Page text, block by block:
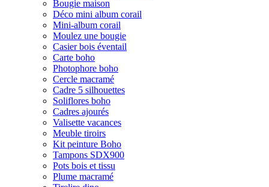
Bougie maison
Déco mini album corail
Mini-album corail
Moulez une bougie
Casier bois éventail
Carte boho
Photophore boho
Cercle macramé
Cadre 5 silhouettes
Soliflores boho
Cadres ajourés
Valisette vacances
Meuble tiroirs
Kit peinture Boho
Tampons SDX900
Pots bois et tissu
Plume macramé